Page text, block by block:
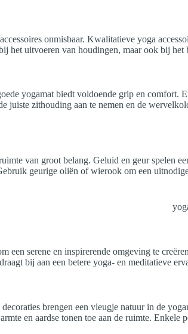
onmisbaar. Kwalitatieve yoga
het uitvoeren van houdingen, maar ook bij het
yogamat biedt voldoende grip en
juiste zithouding aan te nemen en de
van groot belang. Geluid en geur
geurige oliën of wierook om een
een serene en inspirerende omgeving te
bij aan een betere yoga- en meditatieve
brengen een vleugje natuur in de
en aardse tonen toe aan de ruimte. Enkele